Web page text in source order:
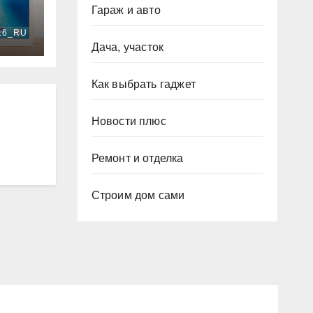
Гараж и авто
Дача, участок
Как выбрать гаджет
Новости плюс
Ремонт и отделка
Строим дом сами